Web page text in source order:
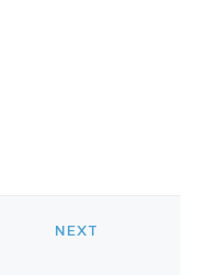
NEXT